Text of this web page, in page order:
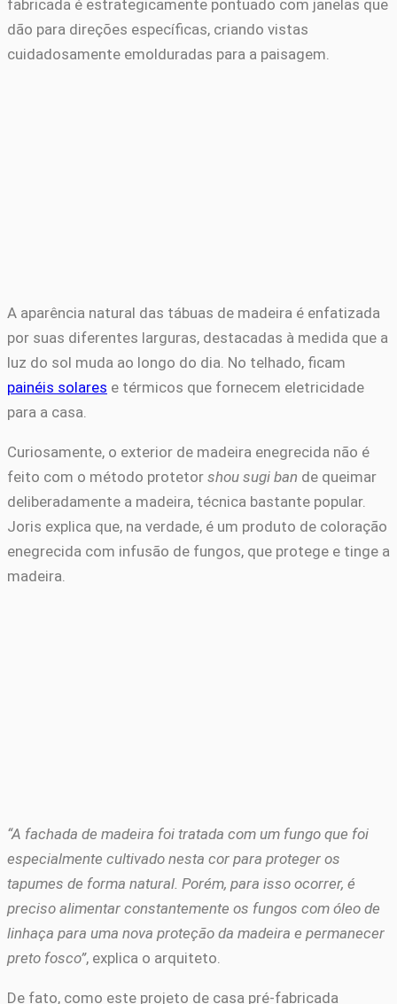
fabricada é estrategicamente pontuado com janelas que
dão para direções específicas, criando vistas
cuidadosamente emolduradas para a paisagem.
A aparência natural das tábuas de madeira é enfatizada
por suas diferentes larguras, destacadas à medida que a
luz do sol muda ao longo do dia. No telhado, ficam
painéis solares e térmicos que fornecem eletricidade
para a casa.
Curiosamente, o exterior de madeira enegrecida não é
feito com o método protetor shou sugi ban de queimar
deliberadamente a madeira, técnica bastante popular.
Joris explica que, na verdade, é um produto de coloração
enegrecida com infusão de fungos, que protege e tinge a
madeira.
“A fachada de madeira foi tratada com um fungo que foi
especialmente cultivado nesta cor para proteger os
tapumes de forma natural. Porém, para isso ocorrer, é
preciso alimentar constantemente os fungos com óleo de
linhaça para uma nova proteção da madeira e permanecer
preto fosco”, explica o arquiteto.
De fato, como este projeto de casa pré-fabricada